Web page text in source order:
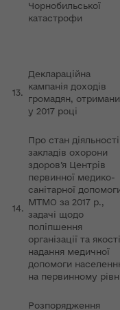
Чорнобильської
катастрофи
13.
Деклараційна
кампанія доходів
громадян,
у 2017 році
14.
Про стан діяльності
закладів охорони
здоров’я Центрів
первинної медико-
санітарної
МТМО за 2017 р.,
задачі щодо
поліпшення
організації та якості
надання медичної
допомоги
на первинному
Розпорядження